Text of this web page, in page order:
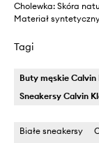
Cholewka: Skóra
Materiał
Tagi
Buty męskie Calvin
Sneakersy Calvin
Białe sneakersy